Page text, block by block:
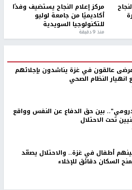
مركز إعلام النجاح يستضيف وفدًا
أكاديميًا من جامعة لوليو
للتكنولوجيا السويدية
منذ 9 دقيقة
عالقون في غزة يناشدون بإجلائهم
انهيار النظام الصحي
بين حق الدفاع عن النفس وواقع
تحت الاحتلال
أطفال في غزة.. والاحتلال يصعّد
السكان دقائق للإخلاء